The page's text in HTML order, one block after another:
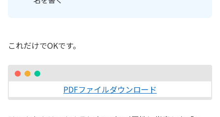
これだけでOKです。
PDFファイルダウンロード